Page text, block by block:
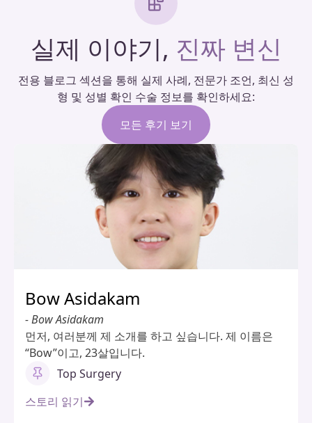
실제 이야기, 진짜 변신
전용 블로그 섹션을 통해 실제 사례, 전문가 조언, 최신 성
형 및 성별 확인 수술 정보를 확인하세요:
모든 후기 보기
Bow Asidakam
- Bow Asidakam
먼저, 여러분께 제 소개를 하고 싶습니다. 제 이름은
“Bow”이고, 23살입니다.
Top Surgery
스토리 읽기